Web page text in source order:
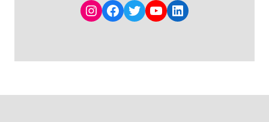
Instagram
Facebook
Twitter
YouTube
LinkedIn